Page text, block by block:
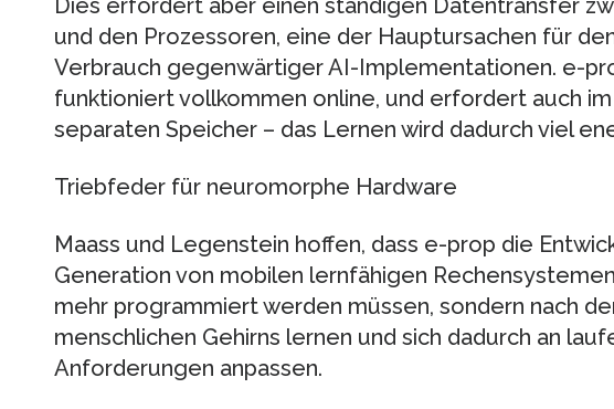
Dies erfordert aber einen ständigen Datentransfer
und den Prozessoren, eine der Hauptursachen für
Verbrauch gegenwärtiger AI-Implementationen. e-
funktioniert vollkommen online, und erfordert auch
separaten Speicher – das Lernen wird dadurch viel
Triebfeder für neuromorphe Hardware
Maass und Legenstein hoffen, dass e-prop die
Generation von mobilen lernfähigen
mehr programmiert werden müssen, sondern nach
menschlichen Gehirns lernen und sich dadurch an
Anforderungen anpassen.